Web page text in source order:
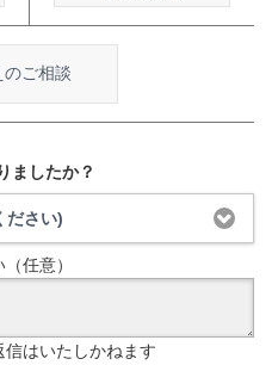
のご相談
ましたか？
ださい)
任意）
はいたしかねます